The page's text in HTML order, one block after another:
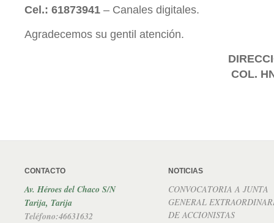
Cel.: 61873941 – Canales digitales.
Agradecemos su gentil atención.
COL.
CONTACTO
Av. Héroes del Chaco S/N
Tarija, Tarija
Teléfono:46631632
NOTICIAS
CONVOCATORIA A JUNTA
GENERAL
DE ACCIONISTAS